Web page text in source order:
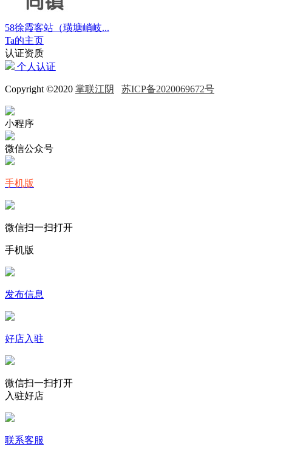
58徐霞客站（璜塘峭岐...
Ta的主页
认证资质
个人认证
Copyright ©2020 掌联江阴 苏ICP备2020069672号
小程序
微信公众号
手机版
微信扫一扫打开
手机版
发布信息
好店入驻
微信扫一扫打开
入驻好店
联系客服